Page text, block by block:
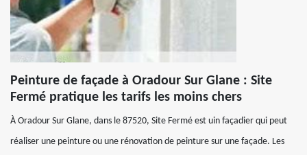
Peinture de façade à Oradour Sur Glane : Site
Fermé pratique les tarifs les moins chers
À Oradour Sur Glane, dans le 87520, Site Fermé est uin façadier qui peut
réaliser une peinture ou une rénovation de peinture sur une façade. Les